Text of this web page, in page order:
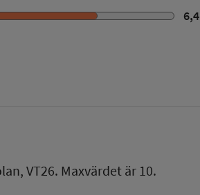
6,4
VT26. Maxvärdet är 10.